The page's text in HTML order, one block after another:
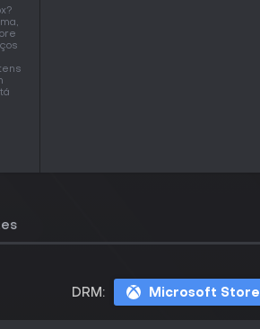
DRM: Microsoft Store